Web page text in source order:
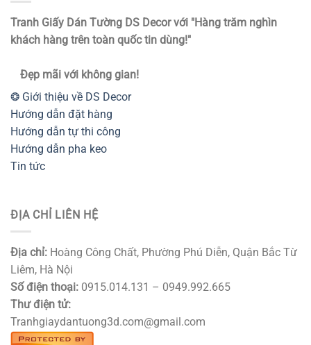
Tranh Giấy Dán Tường DS Decor với "Hàng trăm nghìn
khách hàng trên toàn quốc tin dùng!"
Đẹp mãi với không gian!
❂ Giới thiệu về DS Decor
Hướng dẫn đặt hàng
Hướng dẫn tự thi công
Hướng dẫn pha keo
Tin tức
ĐỊA CHỈ LIÊN HỆ
Địa chỉ: Hoàng Công Chất, Phường Phú Diễn, Quận Bắc Từ
Liêm, Hà Nội
Số điện thoại: 0915.014.131 – 0949.992.665
Thư điện tử:
Tranhgiaydantuong3d.com@gmail.com